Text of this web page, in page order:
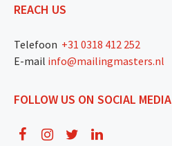
REACH US
Telefoon +31 0318 412 252
E-mail info@mailingmasters.nl
FOLLOW US ON SOCIAL MEDIA